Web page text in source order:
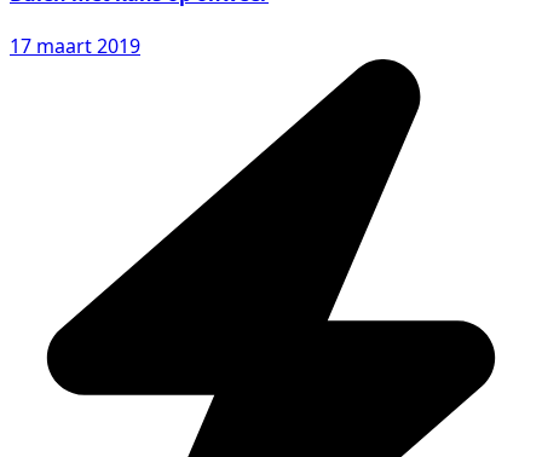
17 maart 2019